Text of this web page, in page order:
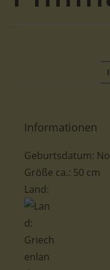
Informationen
Geburtsdatum:
Größe ca.: 50 cm
Land: